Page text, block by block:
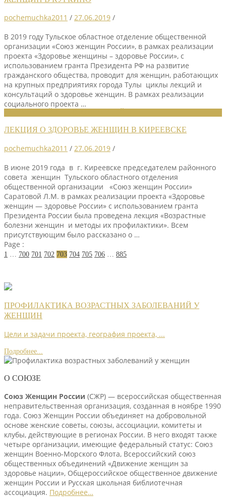
pochemuchka2011 / 27.06.2019 /
В 2019 году Тульское областное отделение общественной
организации «Союз женщин России», в рамках реализации
проекта «Здоровье женщины – здоровье России», с
использованием гранта Президента РФ на развитие
гражданского общества, проводит для женщин, работающих
на крупных предприятиях города Тулы циклы лекций и
консультаций о здоровье женщин. В рамках реализации
социального проекта …
ЛЕКЦИЯ О ЗДОРОВЬЕ ЖЕНЩИН В КИРЕЕВСКЕ
pochemuchka2011 / 27.06.2019 /
В июне 2019 года в г. Киреевске председателем районного
совета женщин Тульского областного отделения
общественной организации «Союз женщин России»
Саратовой Л.М. в рамках реализации проекта «Здоровье
женщин — здоровье России» с использованием гранта
Президента России была проведена лекция «Возрастные
болезни женщин и методы их профилактики». Всем
присутствующим было рассказано о …
Page :
1 700 701 702 703 704 705 706 885
ПРОФИЛАКТИКА ВОЗРАСТНЫХ ЗАБОЛЕВАНИЙ У
ЖЕНЩИН
Цели и задачи проекта, география проекта, ...
Подробнее...
О СОЮЗЕ
Союз Женщин России (СЖР) — всероссийская общественная
неправительственная организация, созданная в ноябре 1990
года. Союз Женщин России объединяет на добровольной
основе женские советы, союзы, ассоциации, комитеты и
клубы, действующие в регионах России. В него входят также
четыре организации, имеющие федеральный статус: Союз
женщин Военно-Морского Флота, Всероссийский союз
общественных объединений «Движение женщин за
здоровье нации», Общероссийское общественное движение
женщин России и Русская школьная библиотечная
ассоциация. Подробнее…